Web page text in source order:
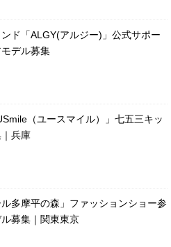
ド「ALGY(アルジー)」公式サポー
デル募集
（ユースマイル）」七五三キッ
兵庫
ル多摩平の森」ファッションショー参
募集｜関東東京